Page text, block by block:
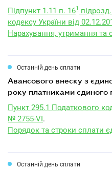
Підпункт 1.11 п. 161
кодексу України від
Нарахування, утримання та
Останній день сплати
авансового внеску з єдиного податку за серпень 2025
року платниками єдиного
Пункт 295.1 Податкового
№ 2755-VI.
Порядок та строки сплати
Останній день сплати